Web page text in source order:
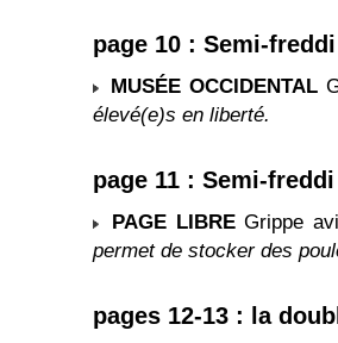
page 10 : Semi-freddi
MUSÉE OCCIDENTAL
élevé(e)s en liberté.
page 11 : Semi-freddi
PAGE LIBREGrippe
permet de stocker des
pages 12-13 : la